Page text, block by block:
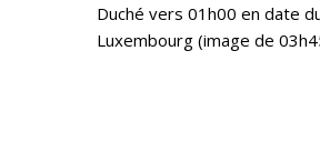
Duché vers 01h00 en date
Luxembourg (image de